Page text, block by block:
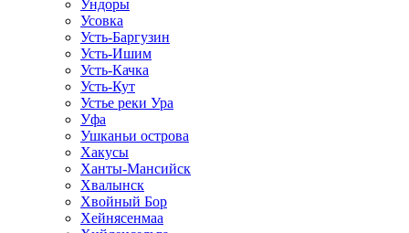
Ундоры
Усовка
Усть-Баргузин
Усть-Ишим
Усть-Качка
Усть-Кут
Устье реки Ура
Уфа
Ушканьи острова
Хакусы
Ханты-Мансийск
Хвалынск
Хвойный Бор
Хейнясенмаа